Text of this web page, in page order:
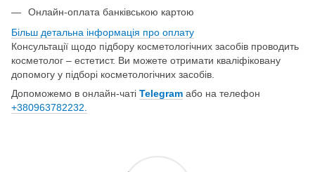
Онлайн-оплата банківською картою
Більш детальна інформація про оплату
Консультації щодо підбору косметологічних засобів проводить
косметолог – естетист. Ви можете отримати кваліфіковану
допомогу у підборі косметологічних засобів.
Допоможемо в онлайн-чаті Telegram або на телефон
+380963782232.